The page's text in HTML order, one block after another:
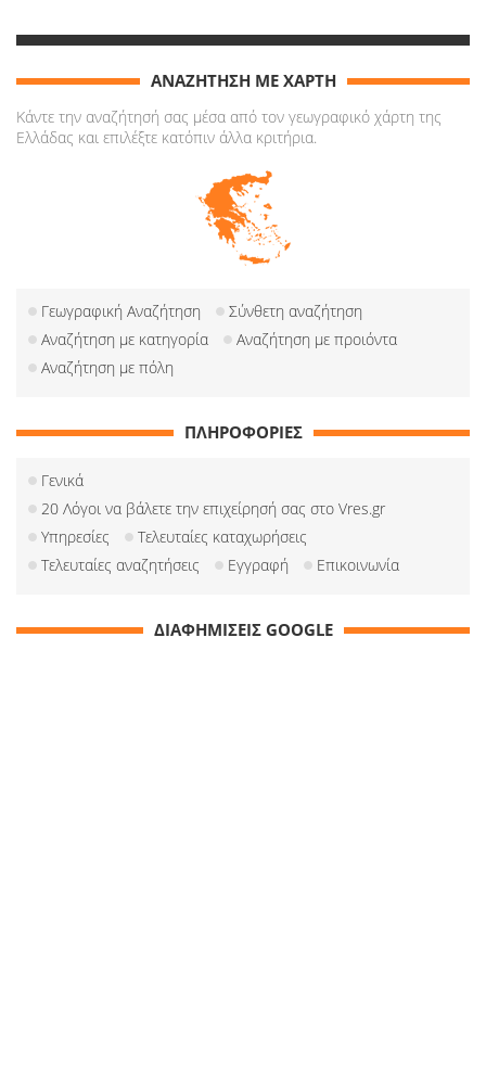
ΑΝΑΖΗΤΗΣΗ ΜΕ ΧΑΡΤΗ
Κάντε την αναζήτησή σας μέσα από τον γεωγραφικό χάρτη της
Ελλάδας και επιλέξτε κατόπιν άλλα κριτήρια.
Γεωγραφική Αναζήτηση
Σύνθετη αναζήτηση
Αναζήτηση με κατηγορία
Αναζήτηση με προιόντα
Αναζήτηση με πόλη
ΠΛΗΡΟΦΟΡΙΕΣ
Γενικά
20 Λόγοι να βάλετε την επιχείρησή σας στο Vres.gr
Υπηρεσίες
Τελευταίες καταχωρήσεις
Τελευταίες αναζητήσεις
Εγγραφή Επικοινωνία
ΔΙΑΦΗΜΙΣΕΙΣ GOOGLE